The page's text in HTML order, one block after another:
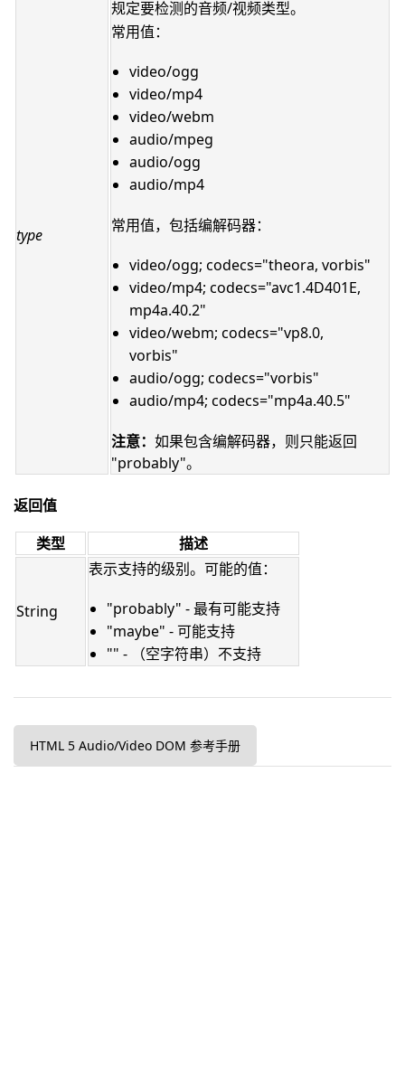
type
规定要检测的音频/视频类型。
常用值：
video/ogg
video/mp4
video/webm
audio/mpeg
audio/ogg
audio/mp4
常用值，包括编解码器：
video/ogg; codecs="theora, vorbis"
video/mp4; codecs="avc1.4D401E,
mp4a.40.2"
video/webm; codecs="vp8.0,
vorbis"
audio/ogg; codecs="vorbis"
audio/mp4; codecs="mp4a.40.5"
注意： 如果包含编解码器，则只能返回
"probably"。
返回值
类型
描述
String
表示支持的级别。可能的值：
"probably" - 最有可能支持
"maybe" - 可能支持
"" - （空字符串）不支持
HTML 5 Audio/Video DOM 参考手册